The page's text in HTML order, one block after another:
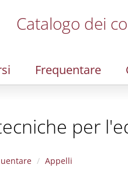
Catalogo dei
Frequentare
per
Appelli